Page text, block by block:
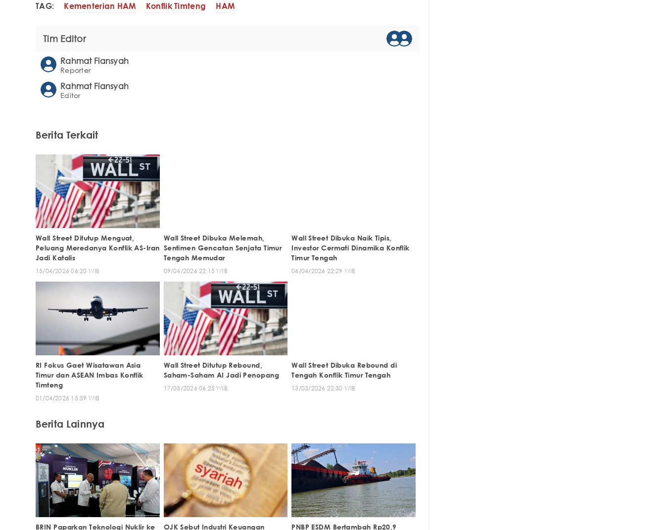
TAG: Kementerian HAM Konflik Timteng HAM
Tim Editor
Rahmat Fiansyah
Reporter
Rahmat Fiansyah
Editor
Berita Terkait
Wall Street Ditutup Menguat,
Peluang Meredanya Konflik AS-Iran
Jadi Katalis
15/04/2026 06:20 WIB
Wall Street Dibuka Melemah,
Sentimen Gencatan Senjata Timur
Tengah Memudar
09/04/2026 22:15 WIB
Wall Street Dibuka Naik Tipis,
Investor Cermati Dinamika Konflik
Timur Tengah
06/04/2026 22:29 WIB
RI Fokus Gaet Wisatawan Asia
Timur dan ASEAN Imbas Konflik
Timteng
01/04/2026 15:59 WIB
Wall Street Ditutup Rebound,
Saham-Saham AI Jadi Penopang
17/03/2026 06:25 WIB
Wall Street Dibuka Rebound di
Tengah Konflik Timur Tengah
13/03/2026 22:30 WIB
Berita Lainnya
BRIN Paparkan Teknologi Nuklir ke OJK Sebut Industri Keuangan PNBP ESDM Bertambah Rp20,9